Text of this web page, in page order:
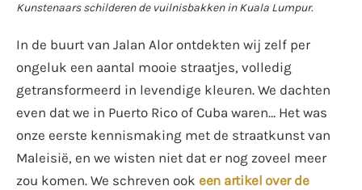
Kunstenaars schilderen de vuilnisbakken in Kuala Lumpur.
In de buurt van Jalan Alor ontdekten wij zelf per
ongeluk een aantal mooie straatjes, volledig
getransformeerd in levendige kleuren. We dachten
even dat we in Puerto Rico of Cuba waren… Het was
onze eerste kennismaking met de straatkunst van
Maleisië, en we wisten niet dat er nog zoveel meer
zou komen. We schreven ook een artikel over de